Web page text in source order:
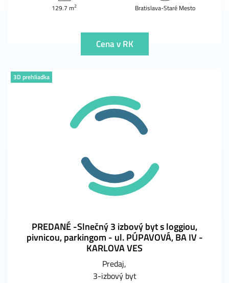
129.7 m2 Bratislava-Staré Mesto
Cena v RK
3D prehliadka
PREDANÉ -Slnečný 3 izbový byt s loggiou,
pivnicou, parkingom - ul. PÚPAVOVÁ, BA IV -
KARLOVA VES
Predaj
3-izbový byt